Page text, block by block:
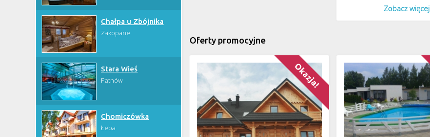
Chałpa u Zbójnika
Zakopane
Stara Wieś
Pątnów
Chomiczówka
Łeba
Zobacz więcej
Oferty promocyjne